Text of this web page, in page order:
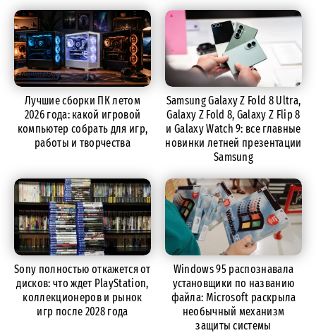
Лучшие сборки ПК летом
2026 года: какой игровой
компьютер собрать для игр,
работы и творчества
Samsung Galaxy Z Fold 8 Ultra,
Galaxy Z Fold 8, Galaxy Z Flip 8
и Galaxy Watch 9: все главные
новинки летней презентации
Samsung
Sony полностью откажется от
дисков: что ждет PlayStation,
коллекционеров и рынок
игр после 2028 года
Windows 95 распознавала
установщики по названию
файла: Microsoft раскрыла
необычный механизм
защиты системы